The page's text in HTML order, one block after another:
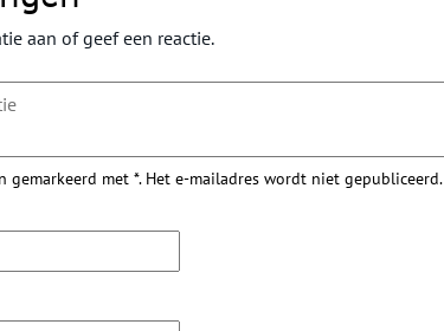
aan of geef een reactie.
gemarkeerd met *. Het e-mailadres wordt niet gepubliceerd.